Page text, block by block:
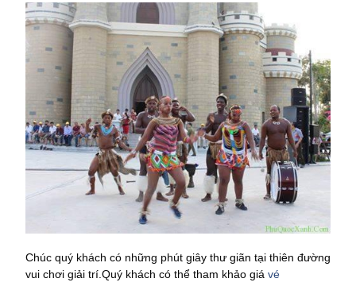
Chúc quý khách có những phút giây thư giãn tại thiên đường
vui chơi giải trí.Quý khách có thể tham khảo giá vé